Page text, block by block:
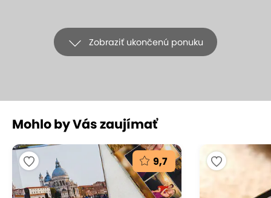
Zobraziť ukončenú ponuku
+3
Značková fotokniha vo formáte A4
alebo XL v tvrdých doskách
FotoMagica s.r.o., Slovensko (mapa)
Mohlo by Vás zaujímať
9,7